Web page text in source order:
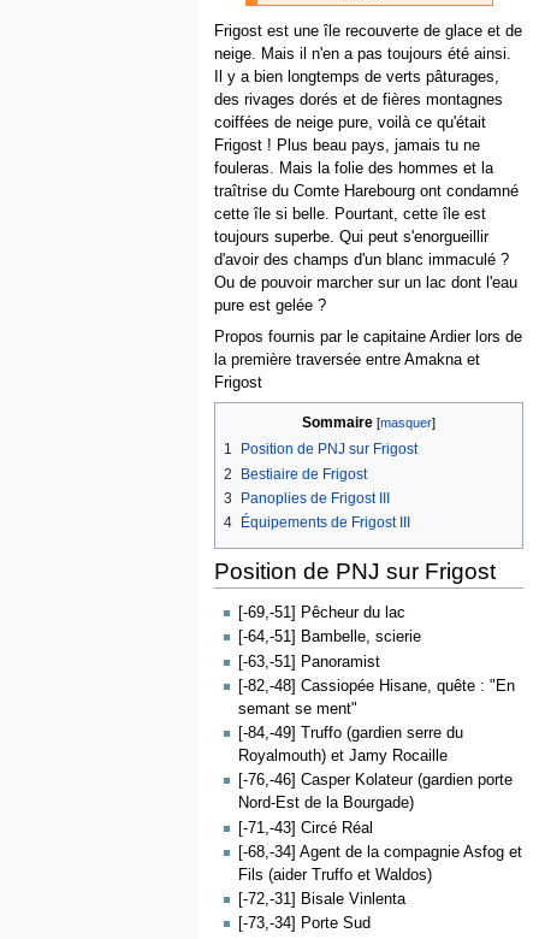
Frigost est une île recouverte de glace et de
neige. Mais il n'en a pas toujours été ainsi.
Il y a bien longtemps de verts pâturages,
des rivages dorés et de fières montagnes
coiffées de neige pure, voilà ce qu'était
Frigost ! Plus beau pays, jamais tu ne
fouleras. Mais la folie des hommes et la
traîtrise du Comte Harebourg ont condamné
cette île si belle. Pourtant, cette île est
toujours superbe. Qui peut s'enorgueillir
d'avoir des champs d'un blanc immaculé ?
Ou de pouvoir marcher sur un lac dont l'eau
pure est gelée ?
Propos fournis par le capitaine Ardier lors de
la première traversée entre Amakna et
Frigost
Sommaire
1
Position de PNJ sur Frigost
2
Bestiaire de Frigost
3
Panoplies de Frigost III
4
Équipements de Frigost III
Position de PNJ sur Frigost
[-69,-51] Pêcheur du lac
[-64,-51] Bambelle, scierie
[-63,-51] Panoramist
[-82,-48] Cassiopée Hisane, quête : "En
semant se ment"
[-84,-49] Truffo (gardien serre du
Royalmouth) et Jamy Rocaille
[-76,-46] Casper Kolateur (gardien porte
Nord-Est de la Bourgade)
[-71,-43] Circé Réal
[-68,-34] Agent de la compagnie Asfog et
Fils (aider Truffo et Waldos)
[-72,-31] Bisale Vinlenta
[-73,-34] Porte Sud